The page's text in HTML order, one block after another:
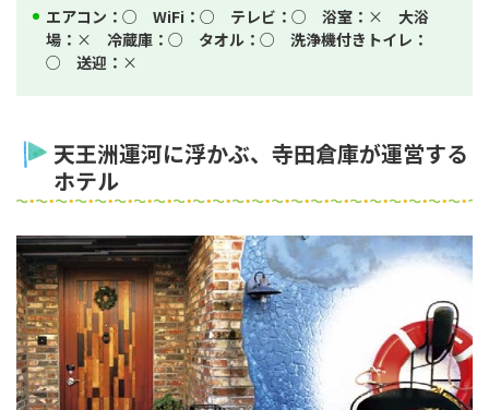
エアコン： ○ WiFi： ○ テレビ： ○ 浴室： × 大浴
場： × 冷蔵庫： ○ タオル： ○ 洗浄機付きトイレ：
○ 送迎： ×
天王洲運河に浮かぶ、寺田倉庫が運営する
ホテル